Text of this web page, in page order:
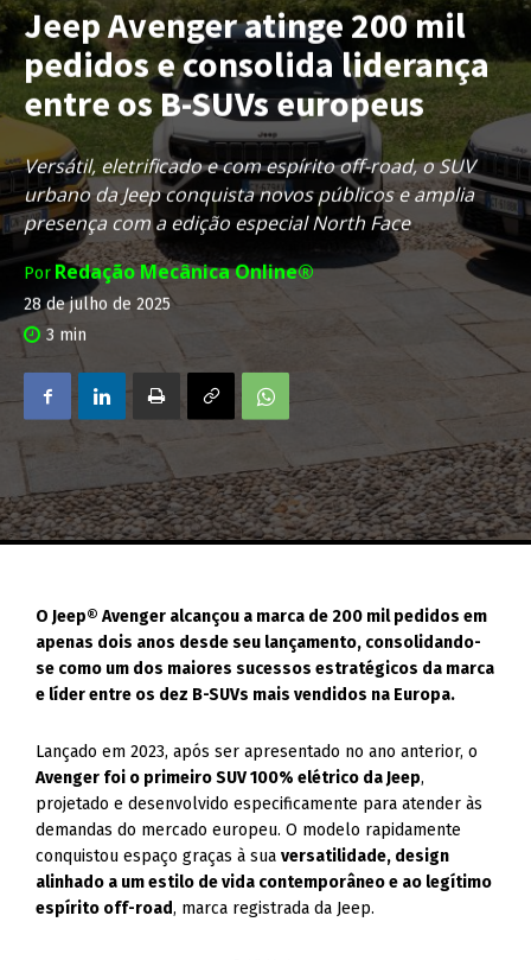
Jeep Avenger atinge 200 mil
pedidos e consolida liderança
entre os B-SUVs europeus
Versátil, eletrificado e com espírito off-road, o SUV
urbano da Jeep conquista novos públicos e amplia
presença com a edição especial North Face
Por Redação Mecânica Online®
28 de julho de 2025
3 min
O Jeep® Avenger alcançou a marca de 200 mil pedidos em
apenas dois anos desde seu lançamento, consolidando-
se como um dos maiores sucessos estratégicos da marca
e líder entre os dez B-SUVs mais vendidos na Europa.
Lançado em 2023, após ser apresentado no ano anterior, o
Avenger foi o primeiro SUV 100% elétrico da Jeep,
projetado e desenvolvido especificamente para atender às
demandas do mercado europeu. O modelo rapidamente
conquistou espaço graças à suaversatilidade, design
alinhado a um estilo de vida contemporâneo e ao legítimo
espírito off-road, marca registrada da Jeep.